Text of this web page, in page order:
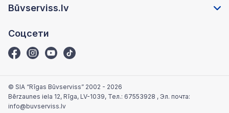
Būvserviss.lv
Соцсети
© SIA “Rīgas Būvserviss” 2002 - 2026
Bērzaunes iela 12, Rīga, LV-1039, Тел.: 67553928 , Эл. почта:
info@buvserviss.lv